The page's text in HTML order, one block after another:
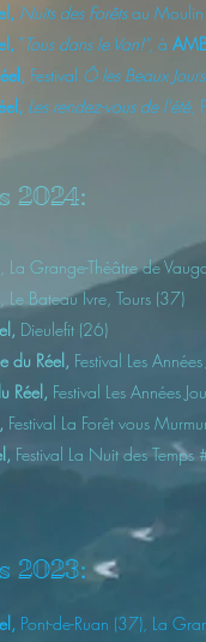
Nuits des Forêtsau
"Tous dans le Van!", à
Festival Ô les Beaux Jours
Les rendez-vous de l'été,
2024:
, La Grange-Théâtre de
, Le Bateau Ivre, Tours (37)
Dieulefit (26)
du Réel, Festival Les
Réel, Festival Les Années
Festival La Forêt vous
Festival La Nuit des
2023:
Pont-de-Ruan (37), La